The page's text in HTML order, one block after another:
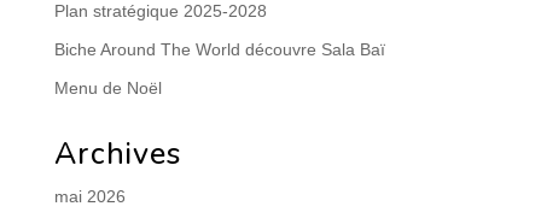
Plan stratégique 2025-2028
Biche Around The World découvre Sala Baï
Menu de Noël
Archives
mai 2026